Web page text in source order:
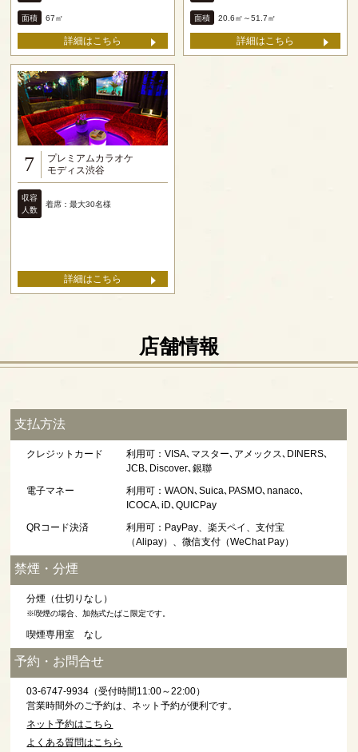
面積 67㎡
詳細はこちら
面積 20.6㎡～51.7㎡
詳細はこちら
7
プレミアムカラオケ
モディス渋谷
収容
人数
着席：最大30名様
詳細はこちら
店舗情報
支払方法
クレジットカード
利用可：VISA､マスター､アメックス､DINERS､
JCB､Discover､銀聯
電子マネー
利用可：WAON､Suica､PASMO､nanaco､
ICOCA､iD､QUICPay
QRコード決済
利用可：PayPay、楽天ペイ、支付宝
（Alipay）、微信支付（WeChat Pay）
禁煙・分煙
分煙（仕切りなし）
※喫煙の場合、加熱式たばこ限定です。
喫煙専用室 なし
予約・お問合せ
03-6747-9934（受付時間11:00～22:00）
営業時間外のご予約は、ネット予約が便利です。
ネット予約はこちら
よくある質問はこちら